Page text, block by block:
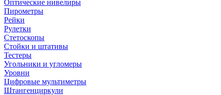
Оптические нивелиры
Пирометры
Рейки
Рулетки
Стетоскопы
Стойки и штативы
Тестеры
Угольники и угломеры
Уровни
Цифровые мультиметры
Штангенциркули